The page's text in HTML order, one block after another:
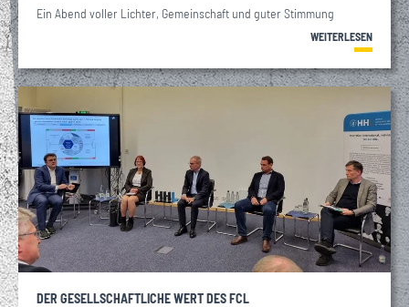
Ein Abend voller Lichter, Gemeinschaft und guter Stimmung
WEITERLESEN
DER GESELLSCHAFTLICHE WERT DES FCL